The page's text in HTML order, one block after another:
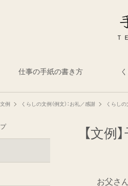
仕事の手紙の書き方
例 くらしの文例（例文）：お礼／感謝 くらしの
【文例
お父さ